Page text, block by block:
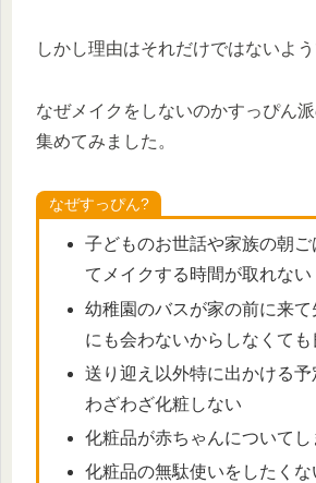
しかし理由はそれだけではないよう
なぜメイクをしないのかすっぴん
集めてみました。
なぜすっぴん?
子どものお世話や家族の朝ご
てメイクする時間が取れない
幼稚園のバスが家の前に来
にも会わないからしなくても
送り迎え以外特に出かける予
わざわざ化粧しない
化粧品が赤ちゃんについてし
化粧品の無駄使いをしたくな